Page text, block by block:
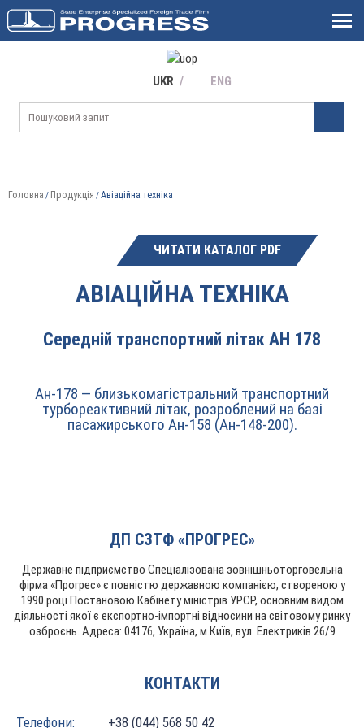
UKR ENG
Головна / Продукція /Авіаційна техніка
ЧИТАТИ КАТАЛОГ PDF
АВІАЦІЙНА ТЕХНІКА
Середній транспортний літак АН 178
Ан-178 — близькомагістральний транспортний
турбореактивний літак, розроблений на базі
пасажирського Ан-158 (Ан-148-200).
ДП СЗТФ «ПРОГРЕС»
Державне підприємство Спеціалізована зовнішньоторговельна
фірма «Прогрес» є повністю державною компанією, створеною у
1990 році Постановою Кабінету міністрів УРСР, основним видом
діяльності якої є експортно-імпортні відносини на світовому ринку
озброєнь. Адреса: 04176, Україна, м.Київ, вул. Електриків 26/9
КОНТАКТИ
Телефони: +38 (044) 568 50 42